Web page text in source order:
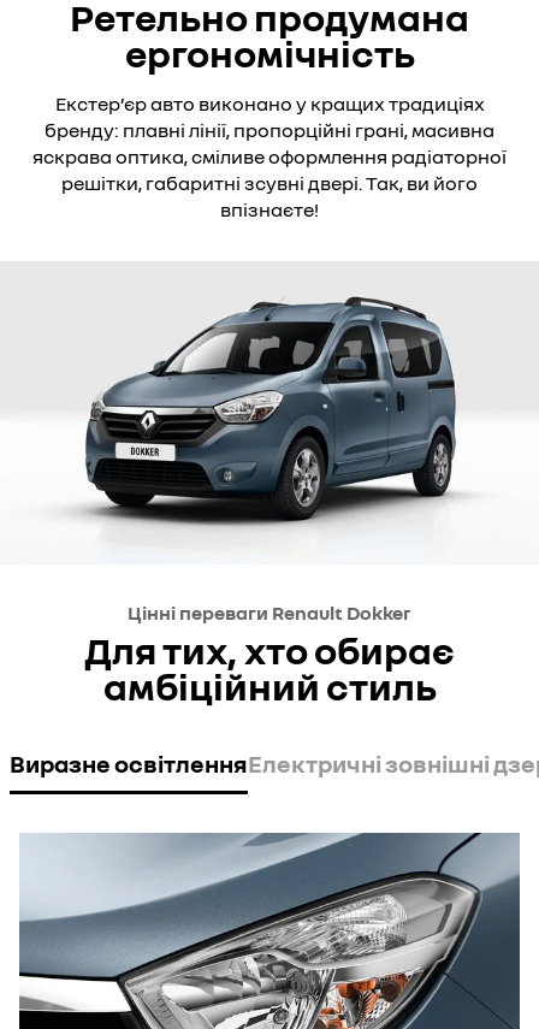
Ретельно продумана
ергономічність
Екстер’єр авто виконано у кращих традиціях
бренду: плавні лінії, пропорційні грані, масивна
яскрава оптика, сміливе оформлення радіаторної
решітки, габаритні зсувні двері. Так, ви його
впізнаєте!
Цінні переваги Renault Dokker
Для тих, хто обирає
амбіційний стиль
Виразне освітленняЕлектричні зовнішні